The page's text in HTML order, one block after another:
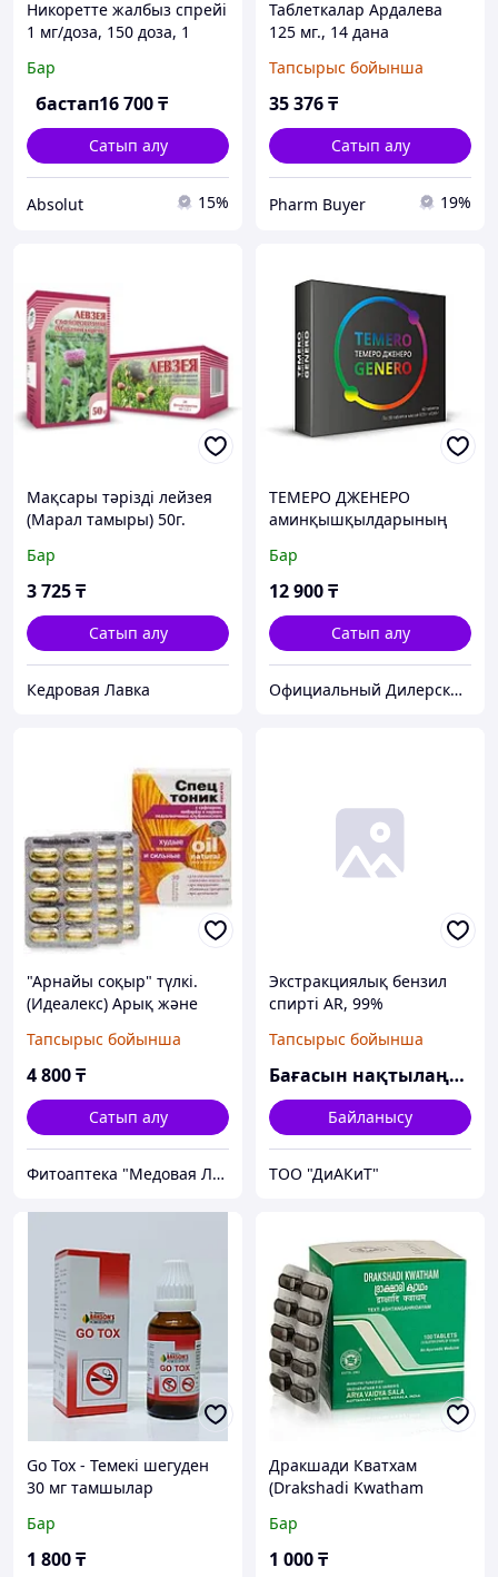
Никоретте жалбыз спрейі
1 мг/доза, 150 доза, 1
Бар
бастап16 700₸
Сатып алу
Absolut 15%
Таблеткалар Ардалева
125 мг., 14 дана
Тапсырыс бойынша
35 376₸
Сатып алу
Pharm Buyer 19%
Мақсары тәрізді лейзея
(Марал тамыры) 50г.
Бар
3 725₸
Сатып алу
Кедровая Лавка
ТЕМЕРО ДЖЕНЕРО
аминқышқылдарының
Бар
12 900₸
Сатып алу
Официальный Дилерский центр №114KZ Peptides в г.Алматы
"Арнайы соқыр" түлкі.
(Идеалекс) Арық және
Тапсырыс бойынша
4 800₸
Сатып алу
Фитоаптека "Медовая ЛАВКА ЗДОРОВЬЯ"
Экстракциялық бензил
спирті AR, 99%
Тапсырыс бойынша
Бағасын нақтылаңыз
Байланысу
ТОО "ДиАКиТ"
Go Tox - Темекі шегуден
30 мг тамшылар
Бар
1 800₸
Дракшади Кватхам
(Drakshadi Kwatham
нығайтуға арналған 10
таблетка
Бар
1 000₸